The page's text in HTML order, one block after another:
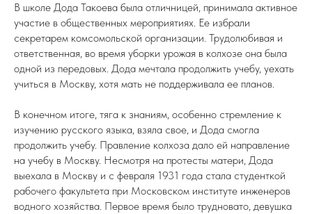
В школе Дода Такоева была отличницей, принимала активное
участие в общественных мероприятиях. Ее избрали
секретарем комсомольской организации. Трудолюбивая и
ответственная, во время уборки урожая в колхозе она была
одной из передовых. Дода мечтала продолжить учебу, уехать
учиться в Москву, хотя мать не поддерживала ее планов.
В конечном итоге, тяга к знаниям, особенно стремление к
изучению русского языка, взяла свое, и Дода смогла
продолжить учебу. Правление колхоза дало ей направление
на учебу в Москву. Несмотря на протесты матери, Дода
выехала в Москву и с февраля 1931 года стала студенткой
рабочего факультета при Московском институте инженеров
водного хозяйства. Первое время было трудновато, девушка